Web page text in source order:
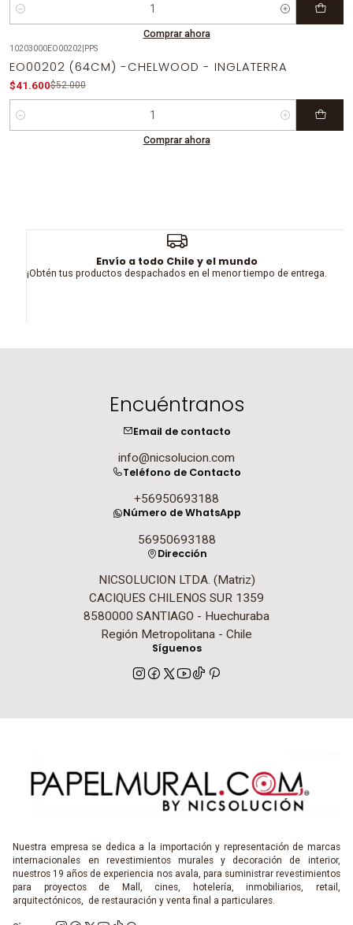
Cantidad
Comprar ahora
-20%OFF
10203000EO00202| PPS
EO00202 (64CM) -CHELWOOD - INGLATERRA
$41.600$52.000
Cantidad
Comprar ahora
Envío a todo Chile y el mundo
¡Obtén tus productos despachados en el menor tiempo de entrega.
Encuéntranos
Email de contacto
info@nicsolucion.com
Teléfono de Contacto
+56950693188
Número de WhatsApp
56950693188
Dirección
NICSOLUCION LTDA. (Matriz)
CACIQUES CHILENOS SUR 1359
8580000 SANTIAGO - Huechuraba
Región Metropolitana - Chile
Síguenos
Nuestra empresa se dedica a la importación y representación de marcas
internacionales en revestimientos murales y decoración de interior,
nuestros 19 años de experiencia nos avala, para suministrar revestimientos
para proyectos de Mall, cines, hotelería, inmobiliarios, retail,
arquitectónicos, de restauración y venta final a particulares.